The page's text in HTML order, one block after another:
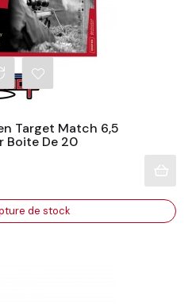
Target Match 6,5
Boite De 20
de stock